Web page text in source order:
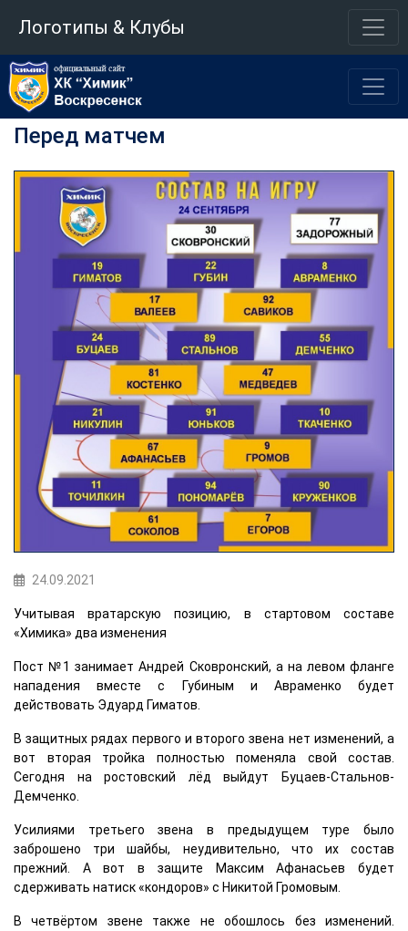
Логотипы & Клубы
Перед матчем
24.09.2021
Учитывая вратарскую позицию, в стартовом составе
«Химика» два изменения
Пост №1 занимает Андрей Сковронский, а на левом фланге
нападения вместе с Губиным и Авраменко будет
действовать Эдуард Гиматов.
В защитных рядах первого и второго звена нет изменений, а
вот вторая тройка полностью поменяла свой состав.
Сегодня на ростовский лёд выйдут Буцаев-Стальнов-
Демченко.
Усилиями третьего звена в предыдущем туре было
заброшено три шайбы, неудивительно, что их состав
прежний. А вот в защите Максим Афанасьев будет
сдерживать натиск «кондоров» с Никитой Громовым.
В четвёртом звене также не обошлось без изменений.